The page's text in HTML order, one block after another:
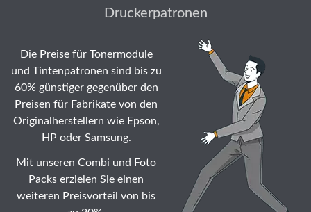
Druckerpatronen
Die Preise für Tonermodule
und Tintenpatronen sind bis zu
60% günstiger gegenüber den
Preisen für Fabrikate von den
Originalherstellern wie Epson,
HP oder Samsung.
Mit unseren Combi und Foto
Packs erzielen Sie einen
weiteren Preisvorteil von bis